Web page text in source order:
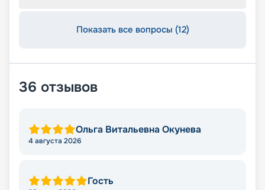
Показать все вопросы (12)
36 отзывов
Ольга Витальевна Окунева
4 августа 2026
Гость